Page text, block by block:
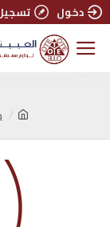
دخول